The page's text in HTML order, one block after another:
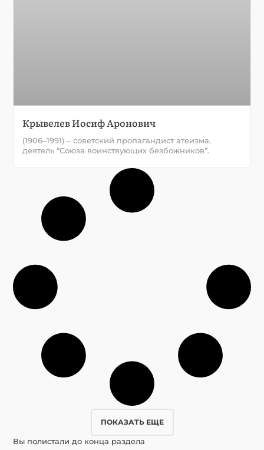
Крывелев Иосиф Аронович
(1906–1991) – советский пропагандист атеизма,
деятель “Союза воинствующих безбожников”.
ПОКАЗАТЬ ЕЩЕ
Вы полистали до конца раздела